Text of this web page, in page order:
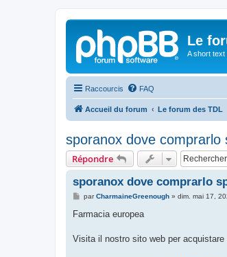
Le
A short
Raccourcis FAQ
Accueil du forum Le forum des TDL
sporanox dove comprarlo
Répondre
sporanox dove comprarlo
M
s
g
parCharmaineGreenough» dim. mai 17,
Farmacia europea
Visita il nostro sito web per acquistare